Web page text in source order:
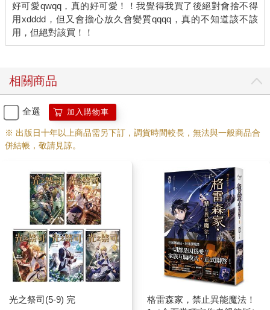
好可愛qwqq，真的好可愛！！我覺得我買了後絕對會捨不得
用xdddd，但又會擔心放久會變質qqqq，真的不知道該不該
相關商品
全選 加入購物車
※ 出版日十年以上商品需另下訂，調貨時間較長，無法與一般商品合
併結帳，敬請見諒。
光之祭司(5-9) 完
格雷森家，禁止異能魔法！